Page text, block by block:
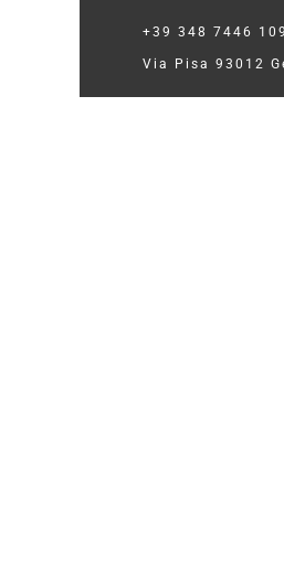
+39 348 7446 109
Via Pisa 93012